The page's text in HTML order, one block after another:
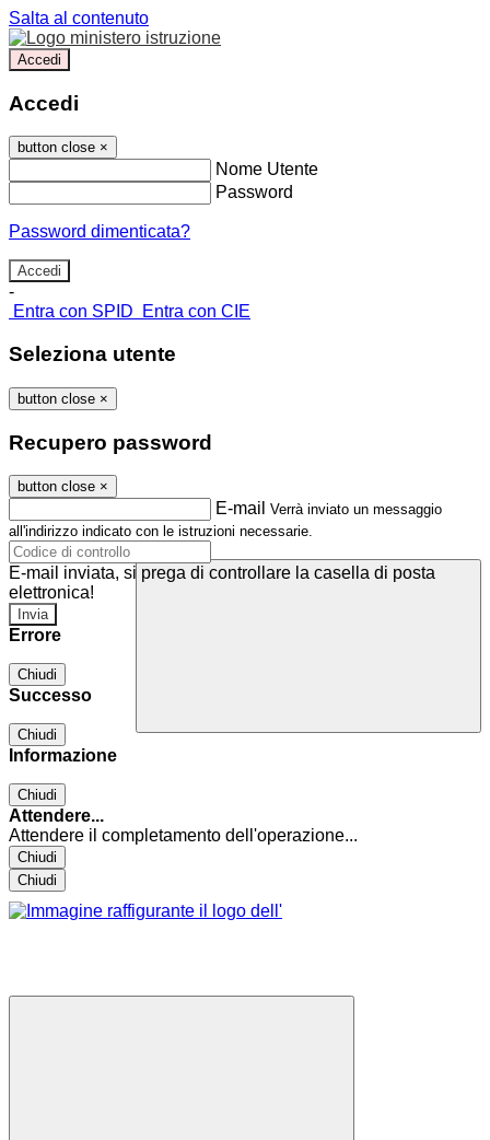
Salta al contenuto
Accedi
Accedi
button close ×
Nome Utente
Password
Password dimenticata?
-
Entra con SPID
Entra con CIE
Seleziona utente
button close ×
Recupero password
button close ×
E-mail Verrà inviato un messaggio
all'indirizzo indicato con le istruzioni necessarie.
E-mail inviata, si prega di controllare la casella di posta
elettronica!
Errore
Chiudi
Successo
Chiudi
Informazione
Chiudi
Attendere...
Attendere il completamento dell'operazione...
Chiudi
Chiudi